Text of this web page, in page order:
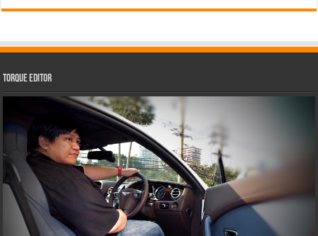
Torque Editor